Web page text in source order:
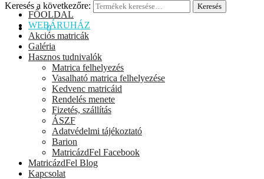
Keresés a következőre: Keresés
0Ft 0
FŐOLDAL
WEBÁRUHÁZ
Akciós matricák
Galéria
Hasznos tudnivalók
Matrica felhelyezés
Vasalható matrica felhelyezése
Kedvenc matricáid
Rendelés menete
Fizetés, szállítás
ÁSZF
Adatvédelmi tájékoztató
Barion
MatricázdFel Facebook
MatricázdFel Blog
Kapcsolat